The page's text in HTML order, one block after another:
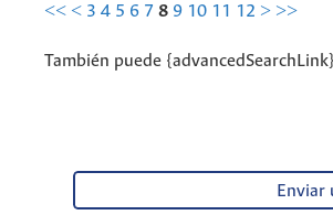
<< < 3 4 5 6 7 8 9 10 11 12 > >>
También puede
Enviar